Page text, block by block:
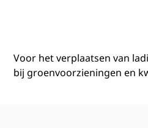
Voor het verplaatsen van
bij groenvoorzieningen en